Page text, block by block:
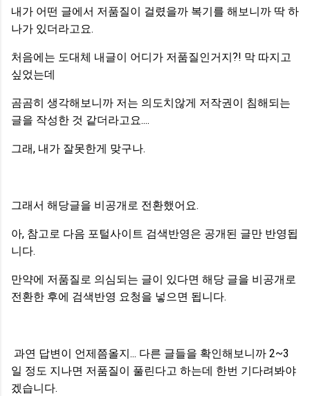
내가 어떤 글에서 저품질이 걸렸을까 복기를 해보니까 딱 하
나가 있더라고요.
처음에는 도대체 내글이 어디가 저품질인거지?! 막 따지고
싶었는데
곰곰히 생각해보니까 저는 의도치않게 저작권이 침해되는
글을 작성한 것 같더라고요....
그래, 내가 잘못한게 맞구나.
그래서 해당글을 비공개로 전환했어요.
아, 참고로 다음 포털사이트 검색반영은 공개된 글만 반영됩
니다.
만약에 저품질로 의심되는 글이 있다면 해당 글을 비공개로
전환한 후에 검색반영 요청을 넣으면 됩니다.
과연 답변이 언제쯤올지... 다른 글들을 확인해보니까 2~3
일 정도 지나면 저품질이 풀린다고 하는데 한번 기다려봐야
겠습니다.